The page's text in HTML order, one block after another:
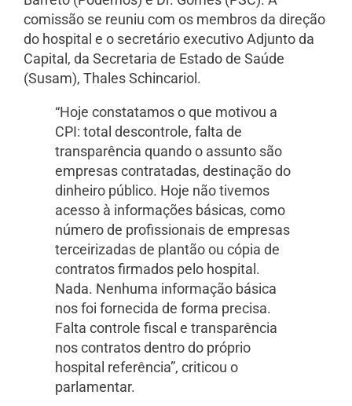
comissão se reuniu com os membros da direção
do hospital e o secretário executivo Adjunto da
Capital, da Secretaria de Estado de Saúde
(Susam), Thales Schincariol.
“Hoje constatamos o que motivou a
CPI: total descontrole, falta de
transparência quando o assunto são
empresas contratadas, destinação do
dinheiro público. Hoje não tivemos
acesso à informações básicas, como
número de profissionais de empresas
terceirizadas de plantão ou cópia de
contratos firmados pelo hospital.
Nada. Nenhuma informação básica
nos foi fornecida de forma precisa.
Falta controle fiscal e transparência
nos contratos dentro do próprio
hospital referência”, criticou o
parlamentar.